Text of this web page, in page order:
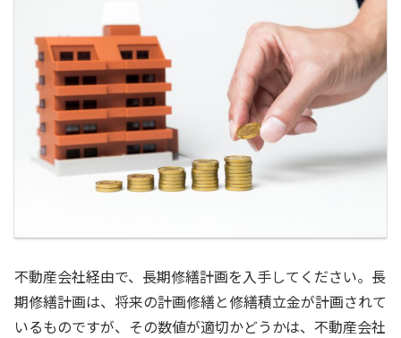
不動産会社経由で、長期修繕計画を入手してください。長
期修繕計画は、将来の計画修繕と修繕積立金が計画されて
いるものですが、その数値が適切かどうかは、不動産会社